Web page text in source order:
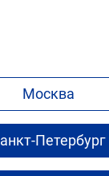
Москва
Петербург